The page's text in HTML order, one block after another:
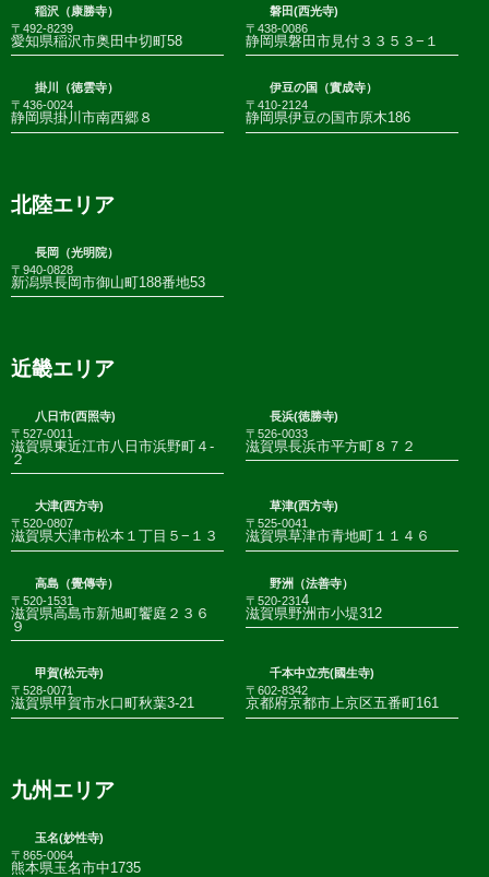
稲沢（康勝寺）
〒492-8239
愛知県稲沢市奥田中切町58
磐田(西光寺)
〒438-0086
静岡県磐田市見付３３５３−１
掛川（徳雲寺）
〒436-0024
静岡県掛川市南西郷８
伊豆の国（實成寺）
〒410-2124
静岡県伊豆の国市原木186
北陸エリア
長岡（光明院）
〒940-0828
新潟県長岡市御山町188番地53
近畿エリア
八日市(西照寺)
〒527-0011
滋賀県東近江市八日市浜野町４-
２
長浜(徳勝寺)
〒526-0033
滋賀県長浜市平方町８７２
大津(西方寺)
〒520-0807
滋賀県大津市松本１丁目５−１３
草津(西方寺)
〒525-0041
滋賀県草津市青地町１１４６
高島（覺傳寺）
〒520-1531
滋賀県高島市新旭町饗庭２３６
９
野洲（法善寺）
〒520-2314
滋賀県野洲市小堤312
甲賀(松元寺)
〒528-0071
滋賀県甲賀市水口町秋葉3-21
千本中立売(國生寺)
〒602-8342
京都府京都市上京区五番町161
九州エリア
玉名(妙性寺)
〒865-0064
熊本県玉名市中1735